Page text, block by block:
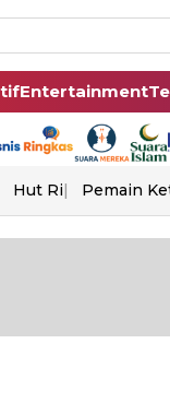
Entertainment
Hut Ri Pemain